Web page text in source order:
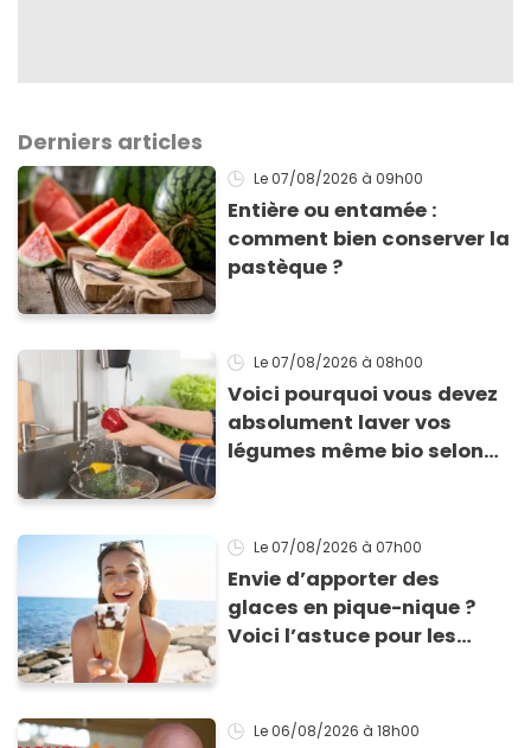
Derniers articles
Le 07/08/2026 à 09h00
Entière ou entamée :
comment bien conserver la
pastèque ?
Le 07/08/2026 à 08h00
Voici pourquoi vous devez
absolument laver vos
légumes même bio selon
Le 07/08/2026 à 07h00
Envie d’apporter des
glaces en pique-nique ?
Voici l’astuce pour les
ne fondent !
Le 06/08/2026 à 18h00